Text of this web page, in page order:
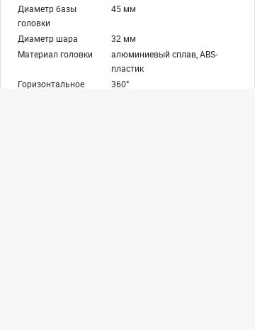
Диаметр базы
головки
45 мм
Диаметр шара
32 мм
Материал головки
алюминиевый сплав, ABS-
пластик
Горизонтальное
360°